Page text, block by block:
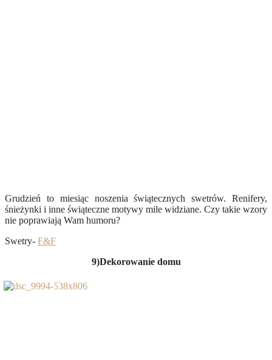
Grudzień to miesiąc noszenia świątecznych swetrów. Renifery,
śnieżynki i inne świąteczne motywy mile widziane. Czy takie wzory
nie poprawiają Wam humoru?
Swetry- F&F
9)Dekorowanie domu